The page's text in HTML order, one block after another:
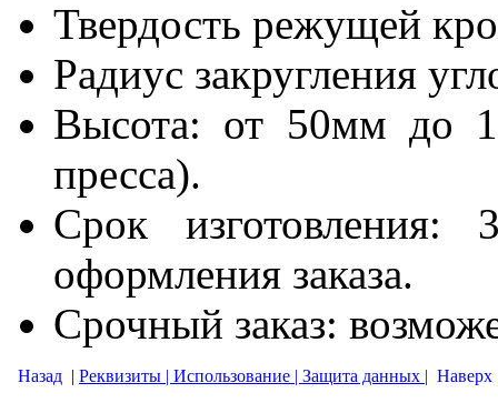
Твердость режущей
Радиус закругления
Высота: от 50мм до
пресса).
Срок
оформления заказа.
Срочный заказ:
Назад | Реквизиты | Использование | Защита данных | Наверх